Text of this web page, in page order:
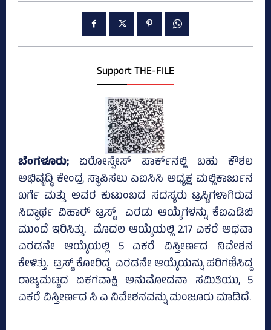
Support THE-FILE
ಬೆಂಗಳೂರು; ಏರೋಸ್ಪೇಸ್‌ ಪಾರ್ಕ್‌ನಲ್ಲಿ ಬಹು ಕೌಶಲ
ಅಭಿವೃದ್ಧಿ ಕೇಂದ್ರ ಸ್ಥಾಪಿಸಲು ಎಐಸಿಸಿ ಅಧ್ಯಕ್ಷ ಮಲ್ಲಿಕಾರ್ಜುನ
ಖರ್ಗೆ ಮತ್ತು ಅವರ ಕುಟುಂಬದ ಸದಸ್ಯರು ಟ್ರಸ್ಟಿಗಳಾಗಿರುವ
ಸಿದ್ಧಾರ್ಥ ವಿಹಾರ್‍‌ ಟ್ರಸ್ಟ್‌ ಎರಡು ಆಯ್ಕೆಗಳನ್ನು ಕೆಐಎಡಿಬಿ
ಮುಂದೆ ಇರಿಸಿತ್ತು. ಮೊದಲ ಆಯ್ಕೆಯಲ್ಲಿ 2.17 ಎಕರೆ ಅಥವಾ
ಎರಡನೇ ಆಯ್ಕೆಯಲ್ಲಿ 5 ಎಕರೆ ವಿಸ್ತೀರ್ಣದ ನಿವೇಶನ
ಕೇಳಿತ್ತು. ಟ್ರಸ್ಟ್‌ ಕೋರಿದ್ದ ಎರಡನೇ ಆಯ್ಕೆಯನ್ನು ಪರಿಗಣಿಸಿದ್ದ
ರಾಜ್ಯಮಟ್ಟದ ಏಕಗವಾಕ್ಷಿ ಅನುಮೋದನಾ ಸಮಿತಿಯು, 5
ಎಕರೆ ವಿಸ್ತೀರ್ಣದ ಸಿ ಎ ನಿವೇಶನವನ್ನು ಮಂಜೂರು ಮಾಡಿದೆ.